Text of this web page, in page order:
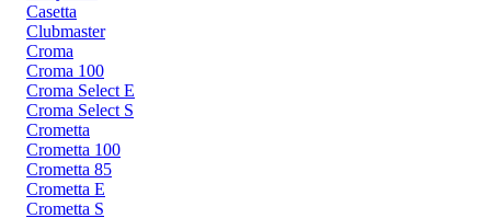
Casetta
Clubmaster
Croma
Croma 100
Croma Select E
Croma Select S
Crometta
Crometta 100
Crometta 85
Crometta E
Crometta S